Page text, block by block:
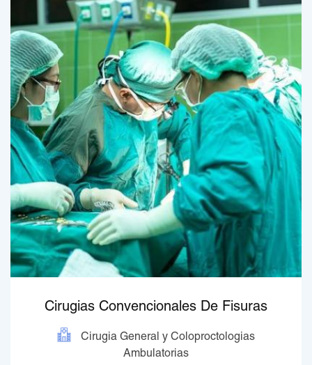
Cirugias Convencionales De Fisuras
Cirugia General y Coloproctologias
Ambulatorias